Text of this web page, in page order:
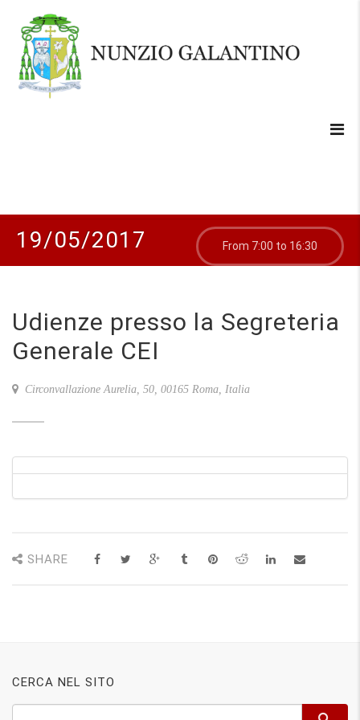
19/05/2017 From 7:00 to 16:30
Udienze presso la Segreteria
Generale CEI
Circonvallazione Aurelia, 50, 00165 Roma, Italia
SHARE
CERCA NEL SITO